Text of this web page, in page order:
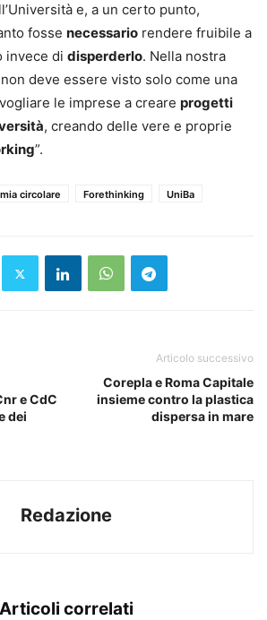
e, a un certo punto,
fosse necessario rendere fruibile a
invece di disperderlo. Nella nostra
deve essere visto solo come una
le imprese a creare progetti
, creando delle vere e proprie
”.
circolare Forethinking UniBa
e CdC
dei
Articolo successivo
Corepla e Roma Capitale
insieme contro la plastica
dispersa in mare
Redazione
Articoli correlati